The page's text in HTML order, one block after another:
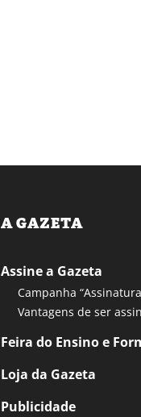
A GAZETA
Assine a Gazeta
Campanha
Vantagens de ser
Feira do Ensino e
Loja da Gazeta
Publicidade